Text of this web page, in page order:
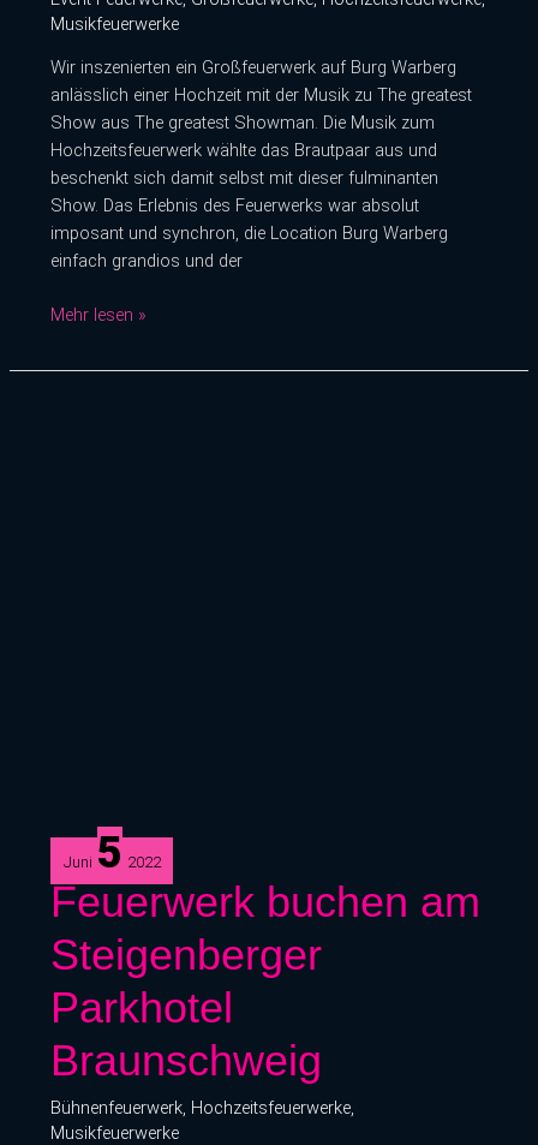
Musikfeuerwerke
Wir inszenierten ein Großfeuerwerk auf Burg Warberg
anlässlich einer Hochzeit mit der Musik zu The greatest
Show aus The greatest Showman. Die Musik zum
Hochzeitsfeuerwerk wählte das Brautpaar aus und
beschenkt sich damit selbst mit dieser fulminanten
Show. Das Erlebnis des Feuerwerks war absolut
imposant und synchron, die Location Burg Warberg
einfach grandios und der
Mehr lesen »
Juni 5 2022
Feuerwerk buchen am
Steigenberger
Parkhotel
Braunschweig
Bühnenfeuerwerk, Hochzeitsfeuerwerke,
Musikfeuerwerke
Feuerwerk
buchen
am
Steigenberger
Parkhotel
Braunschweig